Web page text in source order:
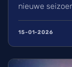
nieuwe
15-01-2026